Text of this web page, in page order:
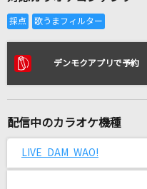
リアルタイム
Bling-Bang-Bang-Born
のびしろ
Creepy Nuts
デンモクアプリで予約
配信中のカラオケ機種
LIVE DAM WAO!